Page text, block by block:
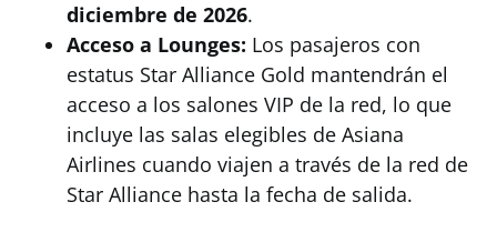
diciembre de 2026.
Acceso a Lounges: Los pasajeros con
estatus Star Alliance Gold mantendrán el
acceso a los salones VIP de la red, lo que
incluye las salas elegibles de Asiana
Airlines cuando viajen a través de la red de
Star Alliance hasta la fecha de salida.